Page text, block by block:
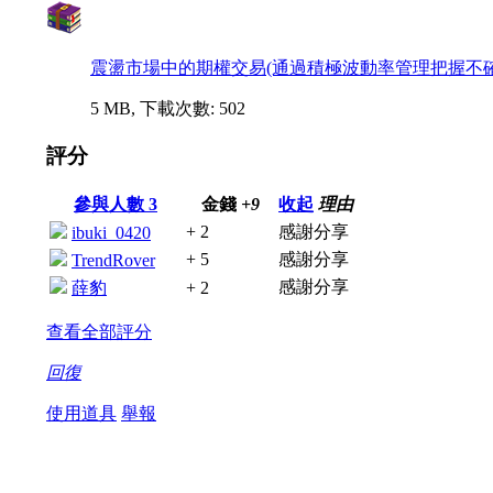
震盪市場中的期權交易(通過積極波動率管理把握不
5 MB, 下載次數: 502
評分
參與人數 3 金錢 +9 收起 理由
ibuki_0420
+ 2
感謝分享
TrendRover
+ 5
感謝分享
薛豹
+ 2 感謝分享
查看全部評分
回復
使用道具 舉報